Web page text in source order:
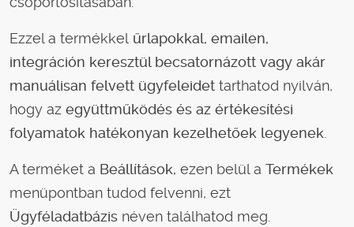
Ezzel a termékkel űrlapokkal, emailen,
integráción keresztül becsatornázott vagy akár
manuálisan felvett ügyfeleidet tarthatod nyilván,
hogy az együttműködés és az értékesítési
folyamatok hatékonyan kezelhetőek legyenek
A terméket a Beállítások, ezen belül a Termékek
menüpontban tudod felvenni, ezt
Ügyféladatbázis néven találhatod meg.